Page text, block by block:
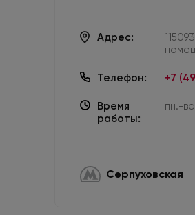
Адрес:
Телефон: +7
Время
работы:
пн.-
Серпуховская